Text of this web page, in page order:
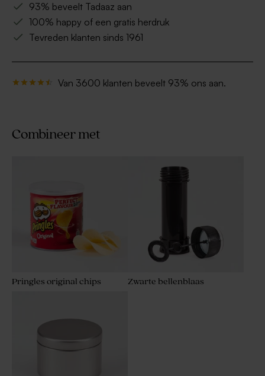
93% beveelt Tadaaz aan
100% happy of een gratis herdruk
Tevreden klanten sinds 1961
Van 3600 klanten beveelt 93% ons aan.
Combineer met
Pringles original chips Zwarte bellenblaas